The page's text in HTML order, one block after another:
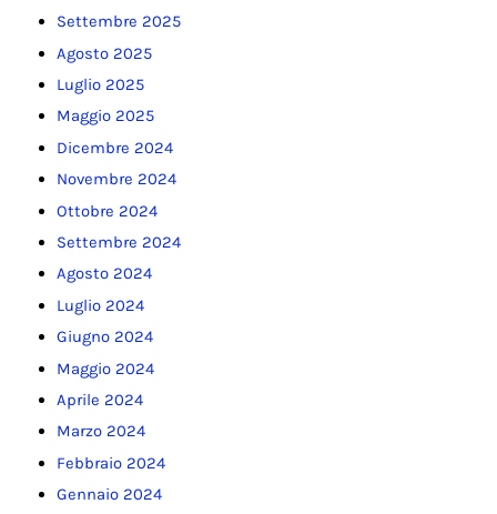
Settembre 2025
Agosto 2025
Luglio 2025
Maggio 2025
Dicembre 2024
Novembre 2024
Ottobre 2024
Settembre 2024
Agosto 2024
Luglio 2024
Giugno 2024
Maggio 2024
Aprile 2024
Marzo 2024
Febbraio 2024
Gennaio 2024